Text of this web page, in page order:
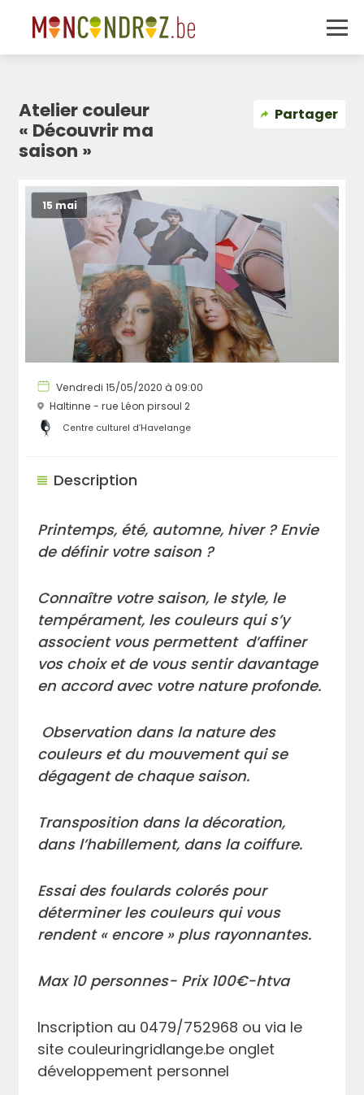
Atelier couleur
« Découvrir ma
saison »
Partager
15 mai
Vendredi 15/05/2020 à 09:00
Haltinne - rue Léon pirsoul 2
Centre culturel d’Havelange
Description
Printemps, été, automne, hiver ? Envie
de définir votre saison ?
Connaître votre saison, le style, le
tempérament, les couleurs qui s’y
associent vous permettent d’affiner
vos choix et de vous sentir davantage
en accord avec votre nature profonde.
Observation dans la nature des
couleurs et du mouvement qui se
dégagent de chaque saison.
Transposition dans la décoration,
dans l’habillement, dans la coiffure.
Essai des foulards colorés pour
déterminer les couleurs qui vous
rendent « encore » plus rayonnantes.
Max 10 personnes- Prix 100€-htva
Inscription au 0479/752968 ou via le
site couleuringridlange.be onglet
développement personnel